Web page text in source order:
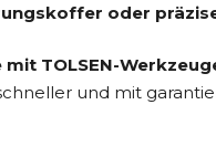
oder
mit TOLSEN-
und mit